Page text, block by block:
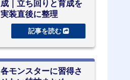
成｜立ち回りと育成を
実装直後に整理
各モンスターに習得さ